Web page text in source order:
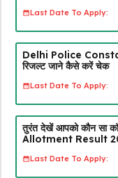
Last Date To Apply:
Delhi Police
रिजल्ट जाने कैसे करें चेक
Last Date To Apply:
तुरंत देखें आपको कौन सा
Allotment Result
Last Date To Apply: